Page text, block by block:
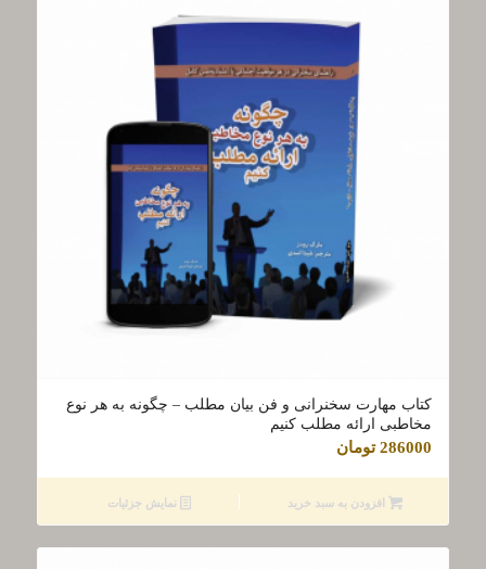
کتاب مهارت سخنرانی و فن بیان مطلب – چگونه به هر نوع
مخاطبی ارائه مطلب کنیم
286000 تومان
افزودن به سبد خرید نمایش جزئیات